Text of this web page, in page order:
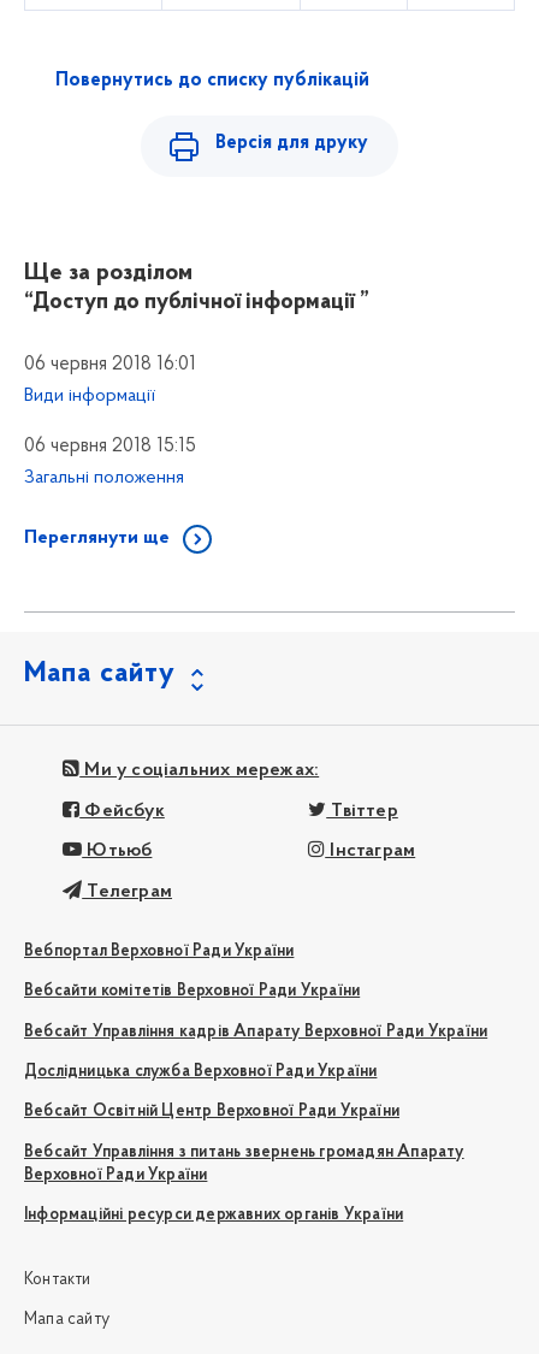
Повернутись до списку публікацій
Версія для друку
Ще за розділом
“Доступ до публічної інформації ”
06 червня 2018 16:01
Види інформації
06 червня 2018 15:15
Загальні положення
Переглянути ще
Мапа сайту
Ми у соціальних мережах:
Фейсбук Твіттер
Ютьюб Інстаграм
Телеграм
Вебпортал Верховної Ради України
Вебсайти комітетів Верховної Ради України
Вебсайт Управління кадрів Апарату Верховної Ради України
Дослідницька служба Верховної Ради України
Вебсайт Освітній Центр Верховної Ради України
Вебсайт Управління з питань звернень громадян Апарату
Верховної Ради України
Інформаційні ресурси державних органів України
Контакти
Мапа сайту